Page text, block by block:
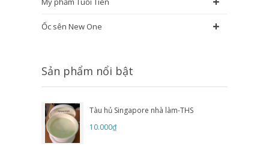
Ốc sên New One +
Sản phẩm nổi bật
Tàu hủ Singapore nhà làm-THS
10.000₫